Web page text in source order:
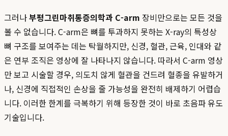
그러나부평그린마취통증의학과 C-arm 장비만으로는 모든 것을
볼 수 없습니다. C-arm은 뼈를 투과하지 못하는 X-ray의 특성상
뼈 구조를 보여주는 데는 탁월하지만, 신경, 혈관, 근육, 인대와 같
은 연부 조직은 영상에 잘 나타나지 않습니다. 따라서 C-arm 영상
만 보고 시술할 경우, 의도치 않게 혈관을 건드려 혈종을 유발하거
나, 신경에 직접적인 손상을 줄 가능성을 완전히 배제하기 어렵습
니다. 이러한 한계를 극복하기 위해 등장한 것이 바로 초음파 유도
기술입니다.